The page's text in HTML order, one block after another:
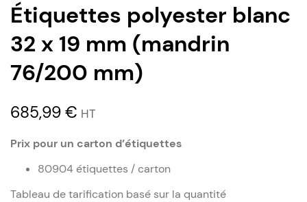
Étiquettes polyester blanc
32 x 19 mm (mandrin
76/200 mm)
685,99 € HT
Prix pour un carton d’étiquettes
80904 étiquettes / carton
Tableau de tarification basé sur la quantité